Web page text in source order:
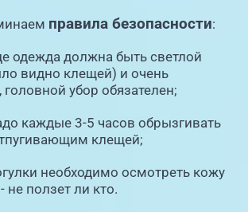
правила безопасности:
одежда должна быть светлой
видно клещей) и очень
убор обязателен;
каждые 3-5 часов обрызгивать
клещей;
необходимо осмотреть кожу
не ползет ли кто.